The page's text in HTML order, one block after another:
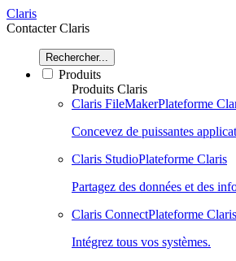
Claris
Contacter Claris
Rechercher...
Produits
Produits Claris
Claris FileMakerPlateforme
Concevez de puissantes
Claris StudioPlateforme Claris
Partagez des données et des
Claris ConnectPlateforme Claris
Intégrez tous vos systèmes.